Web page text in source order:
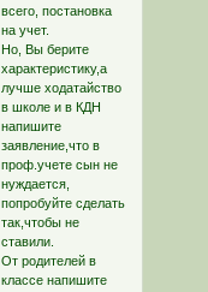
всего, постановка
на учет.
Но, Вы берите
характеристику,а
лучше ходатайство
в школе и в КДН
напишите
заявление,что в
проф.учете сын не
нуждается,
попробуйте сделать
так,чтобы не
ставили.
От родителей в
классе напишите